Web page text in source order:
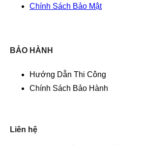
Chính Sách Bảo Mật
BẢO HÀNH
Hướng Dẫn Thi Công
Chính Sách Bảo Hành
Liên hệ